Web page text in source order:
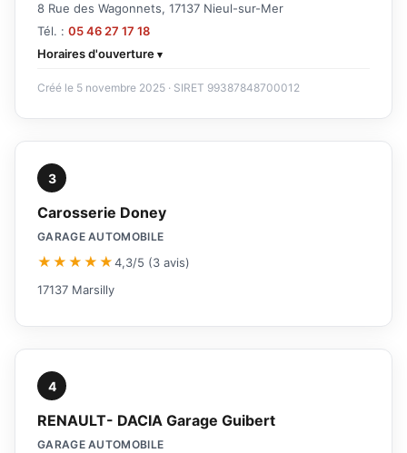
8 Rue des Wagonnets, 17137 Nieul-sur-Mer
Tél. : 05 46 27 17 18
Horaires d'ouverture
Créé le 5 novembre 2025 · SIRET 99387848700012
3
Carosserie Doney
GARAGE AUTOMOBILE
★★★★★4,3/5 (3 avis)
17137 Marsilly
4
RENAULT- DACIA Garage Guibert
GARAGE AUTOMOBILE